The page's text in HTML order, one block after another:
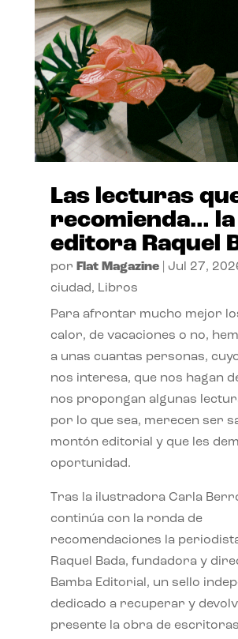
Las lecturas
recomienda… la
editora Raquel
por Flat Magazine| Jul 27,
ciudad, Libros
Para afrontar mucho mejor
calor, de vacaciones o no,
a unas cuantas personas,
nos interesa, que nos hagan
nos propongan algunas
por lo que sea, merecen ser
montón editorial y que les
oportunidad.
Tras la ilustradora Carla
continúa con la ronda de
recomendaciones la
Raquel Bada, fundadora y
Bamba Editorial, un sello
dedicado a recuperar y
presente la obra de